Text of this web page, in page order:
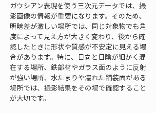
ガウシアン表現を使う三次元データでは、撮
影画像の情報が重要になります。そのため、
明暗差が激しい場所では、同じ対象物でも角
度によって見え方が大きく変わり、後から確
認したときに形状や質感が不安定に見える場
合があります。特に、日向と日陰が細かく混
在する場所、鉄部材やガラス面のように反射
が強い場所、水たまりや濡れた舗装面がある
場所では、撮影結果をその場で確認すること
が大切です。